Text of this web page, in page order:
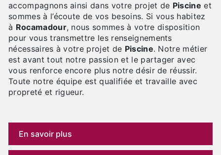
accompagnons ainsi dans votre projet de Piscine et
sommes à l’écoute de vos besoins. Si vous habitez
à Rocamadour, nous sommes à votre disposition
pour vous transmettre les renseignements
nécessaires à votre projet de Piscine. Notre métier
est avant tout notre passion et le partager avec
vous renforce encore plus notre désir de réussir.
Toute notre équipe est qualifiée et travaille avec
propreté et rigueur.
En savoir plus